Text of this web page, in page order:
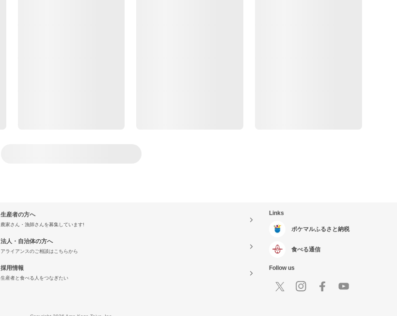
生産者の方へ
農家さん・漁師さんを募集しています!
法人・自治体の方へ
アライアンスのご相談はこちらから
採用情報
生産者と食べる人をつなぎたい
Links
ポケマルふるさと納税
食べる通信
Follow us